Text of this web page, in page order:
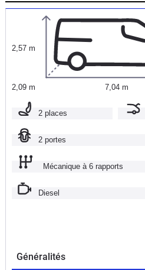
2,57 m
2,09 m 7,04 m
2 places
2 portes
Mécanique à 6 rapports
Diesel
Généralités